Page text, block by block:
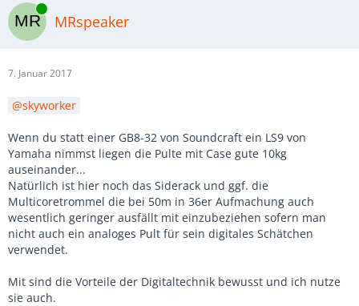
Online
MRspeaker
7. Januar 2017
skyworker
Wenn du statt einer GB8-32 von Soundcraft ein LS9 von
Yamaha nimmst liegen die Pulte mit Case gute 10kg
auseinander...
Natürlich ist hier noch das Siderack und ggf. die
Multicoretrommel die bei 50m in 36er Aufmachung auch
wesentlich geringer ausfällt mit einzubeziehen sofern man
nicht auch ein analoges Pult für sein digitales Schätchen
verwendet.
Mit sind die Vorteile der Digitaltechnik bewusst und ich nutze
sie auch.